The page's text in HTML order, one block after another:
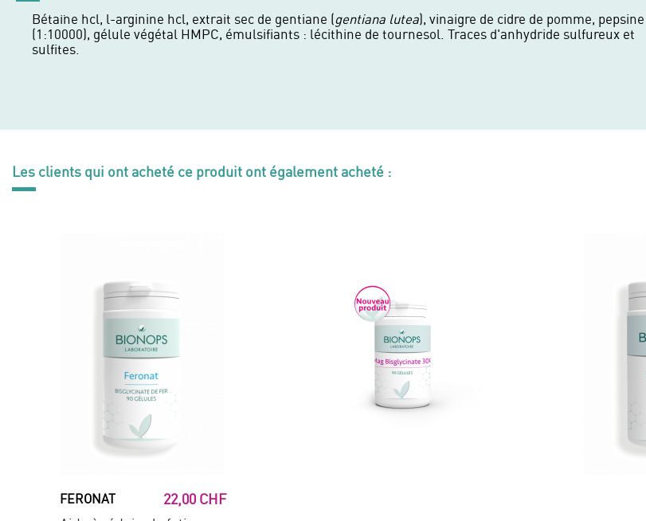
Bétaïne hcl, l-arginine hcl, extrait sec de gentiane (gentiana lutea), vinaigre de cidre de pomme, pepsine
(1:10000), gélule végétal HMPC, émulsifiants : lécithine de tournesol. Traces d'anhydride sulfureux et
sulfites.
Les clients qui ont acheté ce produit ont également acheté :
FERONAT
22,00 CHF